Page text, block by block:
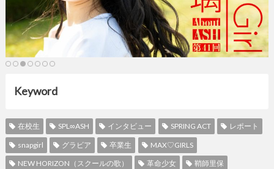
Keyword
在校生 SPL∞ASH インタビュー SPRING ACT レポート
snapgirl グラビア 卒業生 MAX♡GIRLS
NEW HORIZON（スクールの歌） 革命少女 鞘師里保